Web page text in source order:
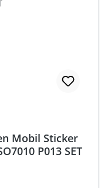
Mobil Sticker
P013 SET